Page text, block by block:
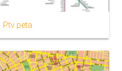
Ptv peta